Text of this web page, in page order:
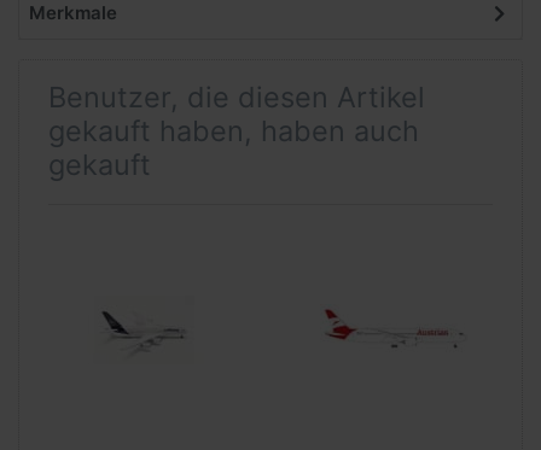
Merkmale
Benutzer, die diesen Artikel
gekauft haben, haben auch
gekauft